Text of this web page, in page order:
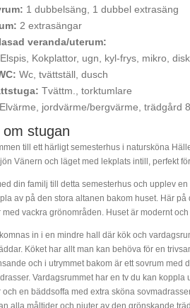
1 dubbelsäng, 1 dubbel extrasäng
2 extrasängar
veranda/uterum:
Elspis, Kokplattor, ugn, kyl-frys, mikro,
Wc, tvättställ, dusch
Tvättm., torktumlare
Elvärme, jordvärme/bergvärme, trädgård
om stugan
till ett härligt semesterhus i natursköna
Vänern och läget med lekplats intill, perfekt
din familj till detta semesterhus och upplev
av på den stora altanen bakom huset. Här
med vackra grönområden. Huset är modernt
in i en mindre hall där kök och
Köket har allt man kan behöva för en
och i utrymmet bakom är ett sovrum med
Vardagsrummet har en tv du kan
och en bäddsoffa med extra sköna
alla måltider och njuter av den grönskande